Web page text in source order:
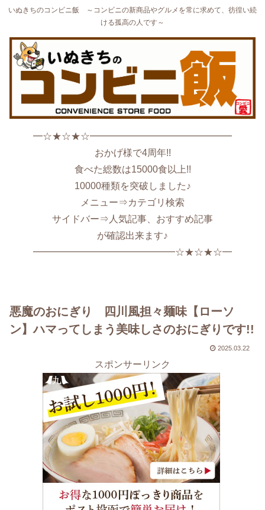
いぬきちのコンビニ飯 ～コンビニの新商品やグルメを常に求めて、彷徨い続
ける孤高の人です～
━☆★☆★☆━━━━━━━━━━━━━━━
おかげ様で4周年!!
食べた総数は15000食以上!!
10000種類を突破しました♪
メニュー⇒カテゴリ検索
サイドバー⇒人気記事、おすすめ記事
が確認出来ます♪
━━━━━━━━━━━━━━━☆★☆★☆━
悪魔のおにぎり 四川風担々麺味【ローソ
ン】ハマってしまう美味しさのおにぎりです!!
2025.03.22
スポンサーリンク